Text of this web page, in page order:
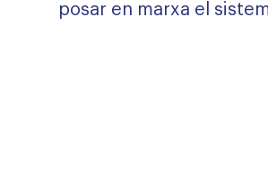
posar en marxa el